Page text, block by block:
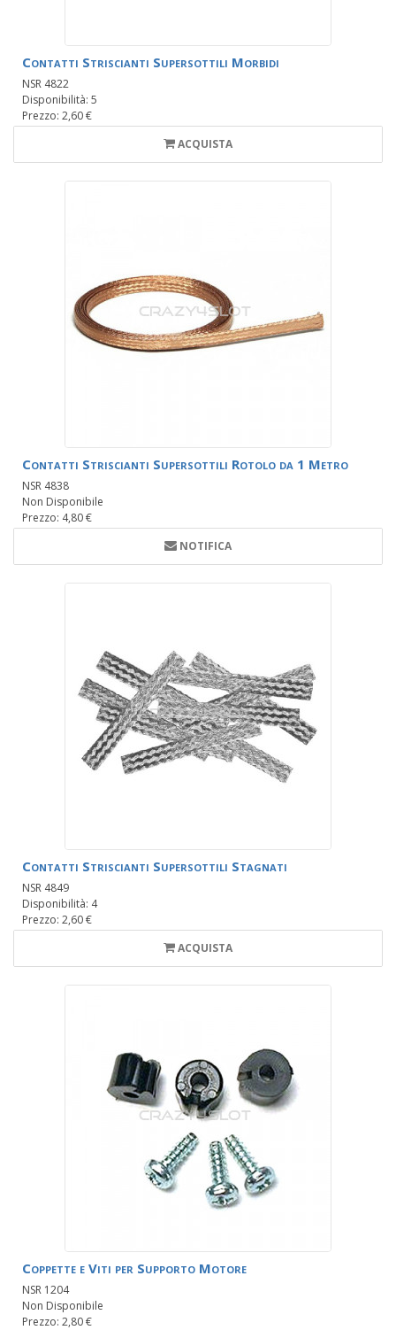
Contatti Striscianti Supersottili Morbidi
NSR 4822
Disponibilità: 5
Prezzo: 2,60 €
ACQUISTA
Contatti Striscianti Supersottili Rotolo da 1 Metro
NSR 4838
Non Disponibile
Prezzo: 4,80 €
NOTIFICA
Contatti Striscianti Supersottili Stagnati
NSR 4849
Disponibilità: 4
Prezzo: 2,60 €
ACQUISTA
Coppette e Viti per Supporto Motore
NSR 1204
Non Disponibile
Prezzo: 2,80 €